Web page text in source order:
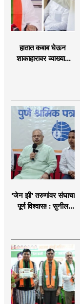
हातात कबाब घेऊन
शाकाहारावर व्याख्यान
'जेन झी' तरुणांवर संघाचा
पूर्ण विश्वास! : सुनील